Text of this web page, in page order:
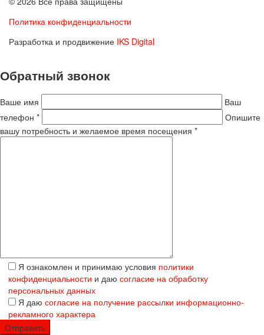
Политика конфиденциальности
Разработка и продвижение IKS Digital
Обратный звонок
Ваше имя
Ваш
телефон *
Опишите
вашу потребность и желаемое время посещения *
Я ознакомлен и принимаю условия политики
конфиденциальности и даю согласие на обработку
персональных данных
Я даю согласие на получение рассылки информационно-
рекламного характера